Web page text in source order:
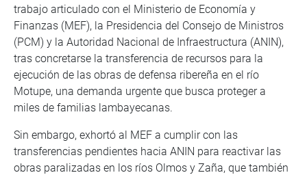
trabajo articulado con el Ministerio de Economía y
Finanzas (MEF), la Presidencia del Consejo de Ministros
(PCM) y la Autoridad Nacional de Infraestructura (ANIN),
tras concretarse la transferencia de recursos para la
ejecución de las obras de defensa ribereña en el río
Motupe, una demanda urgente que busca proteger a
miles de familias lambayecanas.
Sin embargo, exhortó al MEF a cumplir con las
transferencias pendientes hacia ANIN para reactivar las
obras paralizadas en los ríos Olmos y Zaña, que también